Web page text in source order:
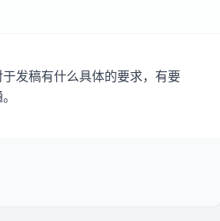
发稿有什么具体的要求，有要